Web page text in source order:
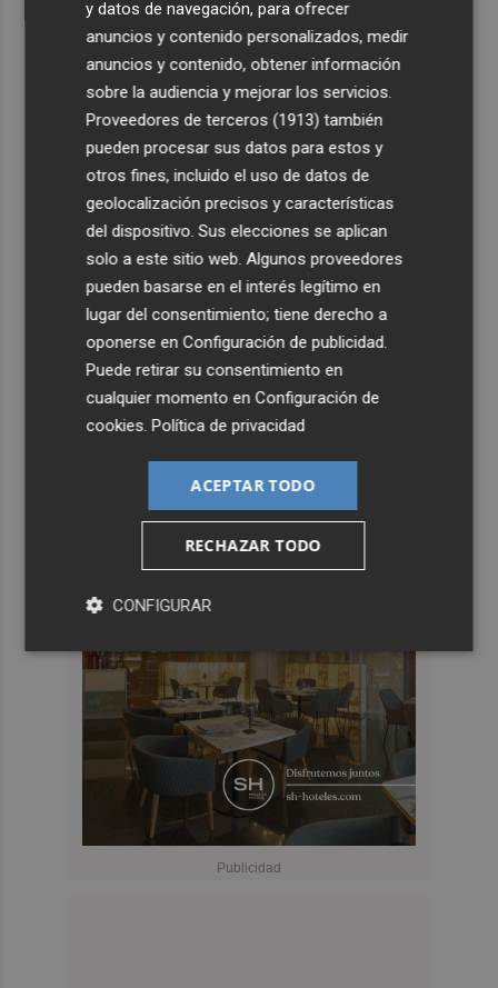
y datos de navegación, para ofrecer
anuncios y contenido personalizados, medir
anuncios y contenido, obtener información
sobre la audiencia y mejorar los servicios.
Proveedores de terceros (1913) también
pueden procesar sus datos para estos y
otros fines, incluido el uso de datos de
geolocalización precisos y características
del dispositivo. Sus elecciones se aplican
solo a este sitio web. Algunos proveedores
pueden basarse en el interés legítimo en
lugar del consentimiento; tiene derecho a
oponerse enConfiguración de publicidad
Puede retirar su consentimiento en
cualquier momento enConfiguración de
cookies .Política de privacidad
ACEPTAR TODO
RECHAZAR TODO
CONFIGURAR